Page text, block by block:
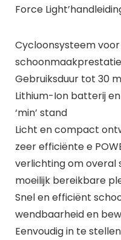
Force
Cycloonsysteem
Gebruiksduur tot 30
Lithium-Ion batterij
‘min’ stand
Licht en compact
zeer efficiënte e
verlichting om overal
moeilijk bereikbare
Snel en efficiënt
wendbaarheid en
Eenvoudig in te